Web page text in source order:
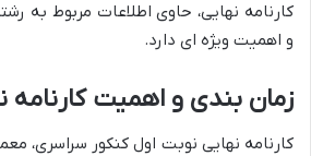
کارنامه نهایی، حاوی اطلاعات مربوط به
و اهمیت ویژه ای دارد.
زمان بندی و اهمیت کارنامه
کارنامه نهایی نوبت اول کنکور سراسری،